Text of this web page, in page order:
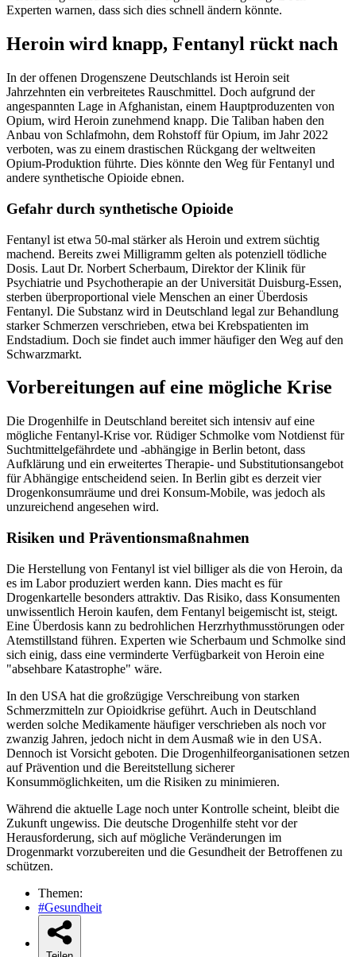
Experten warnen, dass sich dies schnell ändern könnte.
Heroin wird knapp, Fentanyl rückt nach
In der offenen Drogenszene Deutschlands ist Heroin seit
Jahrzehnten ein verbreitetes Rauschmittel. Doch aufgrund der
angespannten Lage in Afghanistan, einem Hauptproduzenten von
Opium, wird Heroin zunehmend knapp. Die Taliban haben den
Anbau von Schlafmohn, dem Rohstoff für Opium, im Jahr 2022
verboten, was zu einem drastischen Rückgang der weltweiten
Opium-Produktion führte. Dies könnte den Weg für Fentanyl und
andere synthetische Opioide ebnen.
Gefahr durch synthetische Opioide
Fentanyl ist etwa 50-mal stärker als Heroin und extrem süchtig
machend. Bereits zwei Milligramm gelten als potenziell tödliche
Dosis. Laut Dr. Norbert Scherbaum, Direktor der Klinik für
Psychiatrie und Psychotherapie an der Universität Duisburg-Essen,
sterben überproportional viele Menschen an einer Überdosis
Fentanyl. Die Substanz wird in Deutschland legal zur Behandlung
starker Schmerzen verschrieben, etwa bei Krebspatienten im
Endstadium. Doch sie findet auch immer häufiger den Weg auf den
Schwarzmarkt.
Vorbereitungen auf eine mögliche Krise
Die Drogenhilfe in Deutschland bereitet sich intensiv auf eine
mögliche Fentanyl-Krise vor. Rüdiger Schmolke vom Notdienst für
Suchtmittelgefährdete und -abhängige in Berlin betont, dass
Aufklärung und ein erweitertes Therapie- und Substitutionsangebot
für Abhängige entscheidend seien. In Berlin gibt es derzeit vier
Drogenkonsumräume und drei Konsum-Mobile, was jedoch als
unzureichend angesehen wird.
Risiken und Präventionsmaßnahmen
Die Herstellung von Fentanyl ist viel billiger als die von Heroin, da
es im Labor produziert werden kann. Dies macht es für
Drogenkartelle besonders attraktiv. Das Risiko, dass Konsumenten
unwissentlich Heroin kaufen, dem Fentanyl beigemischt ist, steigt.
Eine Überdosis kann zu bedrohlichen Herzrhythmusstörungen oder
Atemstillstand führen. Experten wie Scherbaum und Schmolke sind
sich einig, dass eine verminderte Verfügbarkeit von Heroin eine
"absehbare Katastrophe" wäre.
In den USA hat die großzügige Verschreibung von starken
Schmerzmitteln zur Opioidkrise geführt. Auch in Deutschland
werden solche Medikamente häufiger verschrieben als noch vor
zwanzig Jahren, jedoch nicht in dem Ausmaß wie in den USA.
Dennoch ist Vorsicht geboten. Die Drogenhilfeorganisationen setzen
auf Prävention und die Bereitstellung sicherer
Konsummöglichkeiten, um die Risiken zu minimieren.
Während die aktuelle Lage noch unter Kontrolle scheint, bleibt die
Zukunft ungewiss. Die deutsche Drogenhilfe steht vor der
Herausforderung, sich auf mögliche Veränderungen im
Drogenmarkt vorzubereiten und die Gesundheit der Betroffenen zu
schützen.
Themen:
#Gesundheit